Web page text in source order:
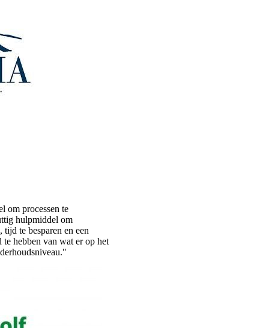
om processen te
hulpmiddel om
tijd te besparen en een
hebben van wat er op het